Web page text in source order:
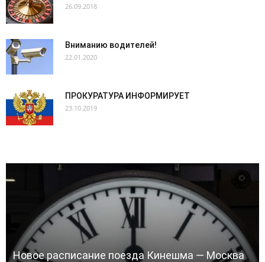
26.09.2018
Вниманию водителей!
22.01.2020
ПРОКУРАТУРА ИНФОРМИРУЕТ
23.10.2019
Новое расписание поезда Кинешма — Москва